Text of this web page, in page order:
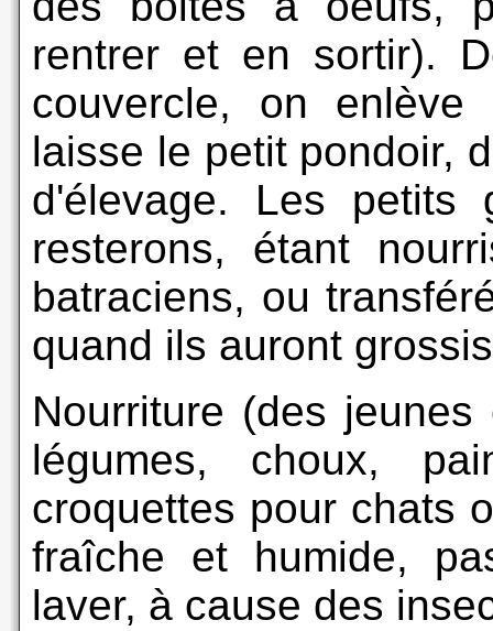
rentrer et en sortir).
couvercle, on
laisse le petit pondoir,
d'élevage. Les
resterons, étant
batraciens, ou
quand ils auront
Nourriture (des
légumes, choux,
croquettes pour chats
fraîche et humide,
laver, à cause des